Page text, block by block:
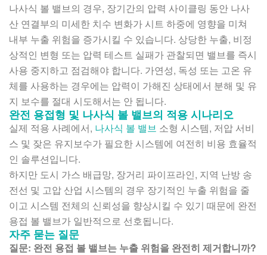
나사식 볼 밸브의 경우, 장기간의 압력 사이클링 동안 나사
산 연결부의 미세한 치수 변화가 시트 하중에 영향을 미쳐
내부 누출 위험을 증가시킬 수 있습니다. 상당한 누출, 비정
상적인 변형 또는 압력 테스트 실패가 관찰되면 밸브를 즉시
사용 중지하고 점검해야 합니다. 가연성, 독성 또는 고온 유
체를 사용하는 경우에는 압력이 가해진 상태에서 분해 및 유
지 보수를 절대 시도해서는 안 됩니다.
완전 용접형 및 나사식 볼 밸브의 적용 시나리오
실제 적용 사례에서, 나사식 볼 밸브 소형 시스템, 저압 서비
스 및 잦은 유지보수가 필요한 시스템에 여전히 비용 효율적
인 솔루션입니다.
하지만 도시 가스 배급망, 장거리 파이프라인, 지역 난방 송
전선 및 고압 산업 시스템의 경우 장기적인 누출 위험을 줄
이고 시스템 전체의 신뢰성을 향상시킬 수 있기 때문에 완전
용접 볼 밸브가 일반적으로 선호됩니다.
자주 묻는 질문
질문: 완전 용접 볼 밸브는 누출 위험을 완전히 제거합니까?